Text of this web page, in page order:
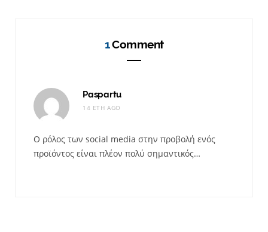
1Comment
Paspartu
14 ΈΤΗ AGO
Ο ρόλος των social media στην προβολή ενός
προϊόντος είναι πλέον πολύ σημαντικός…